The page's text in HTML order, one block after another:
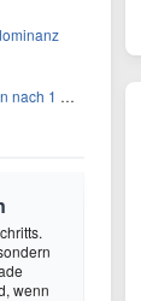
Woche!
wenn